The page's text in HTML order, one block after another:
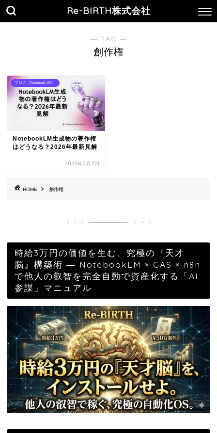
Re-BIRTH株式会社
― TAG ―
創作権
ブログ（Notebook LM）
NotebookLM生成物の著作権
はどうなる？2026年最新見解
2026年2月2日
HOME 創作権
時給3万円の価値を生む、究極の『天才
脳』構築術 ― NotebookLM × GAS × n8n
で他人の叡智を完全自動で資産化する「AI
参謀」マニュアル